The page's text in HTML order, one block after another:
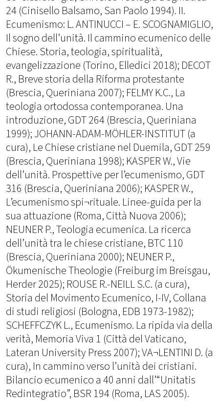
24 (Cinisello Balsamo, San Paolo 1994). II.
Ecumenismo: L. ANTINUCCI – E. SCOGNAMIGLIO,
Il sogno dell’unità. Il cammino ecumenico delle
Chiese. Storia, teologia, spiritualità,
evangelizzazione (Torino, Elledici 2018); DECOT
R., Breve storia della Riforma protestante
(Brescia, Queriniana 2007); FELMY K.C., La
teologia ortodossa contemporanea. Una
introduzione, GDT 264 (Brescia, Queriniana
1999); JOHANN-ADAM-MÖHLER-INSTITUT (a
cura), Le Chiese cristiane nel Duemila, GDT 259
(Brescia, Queriniana 1998); KASPER W., Vie
dell’unità. Prospettive per l’ecumenismo, GDT
316 (Brescia, Queriniana 2006); KASPER W.,
L’ecumenismo spi¬rituale. Linee-guida per la
sua attuazione (Roma, Città Nuova 2006);
NEUNER P., Teologia ecumenica. La ricerca
dell’unità tra le chiese cristiane, BTC 110
(Brescia, Queriniana 2000); NEUNER P.,
Ökumenische Theologie (Freiburg im Breisgau,
Herder 2025); ROUSE R.-NEILL S.C. (a cura),
Storia del Movimento Ecumenico, I-IV, Collana
di studi religiosi (Bologna, EDB 1973-1982);
SCHEFFCZYK L., Ecumenismo. La ripida via della
verità, Memoria Viva 1 (Città del Vaticano,
Lateran University Press 2007); VA¬LENTINI D. (a
cura), In cammino verso l’unità dei cristiani.
Bilancio ecumenico a 40 anni dall’“Unitatis
Redintegratio”, BSR 194 (Roma, LAS 2005).